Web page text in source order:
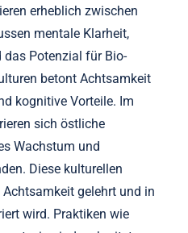
zu überwinden.
sich
zwischen den
erheblich zwischen
mentale Klarheit,
Potenzial für Bio-